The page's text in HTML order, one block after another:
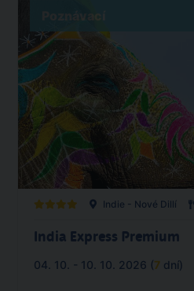
Poznávací
Indie - Nové Dillí
India Express Premium
04. 10. - 10. 10. 2026 (7 dní)